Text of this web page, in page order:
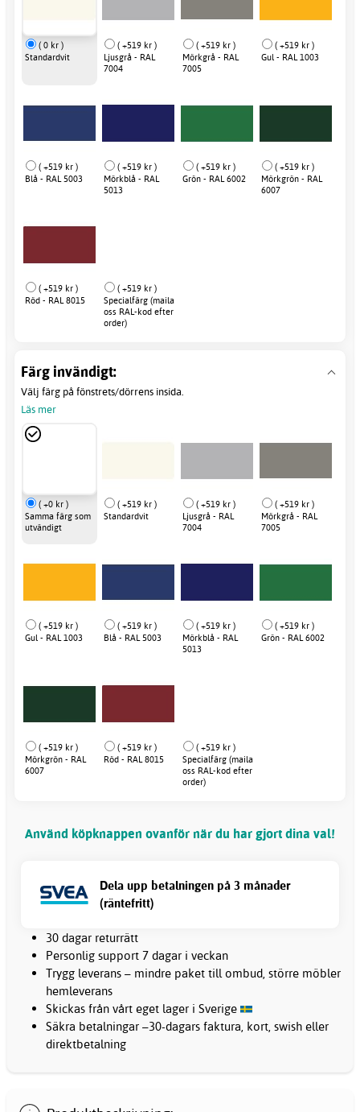
( 0 kr )
Standardvit
( +519 kr )
Ljusgrå - RAL
7004
( +519 kr )
Mörkgrå - RAL
7005
( +519 kr )
Gul - RAL 1003
( +519 kr )
Blå - RAL 5003
( +519 kr )
Mörkblå - RAL
5013
( +519 kr )
Grön - RAL 6002
( +519 kr )
Mörkgrön - RAL
6007
( +519 kr )
Röd - RAL 8015
( +519 kr )
Specialfärg (maila
oss RAL-kod efter
order)
Färg invändigt:
Välj färg på fönstrets/dörrens insida.
Läs mer
( +0 kr )
Samma färg som
utvändigt
( +519 kr )
Standardvit
( +519 kr )
Ljusgrå - RAL
7004
( +519 kr )
Mörkgrå - RAL
7005
( +519 kr )
Gul - RAL 1003
( +519 kr )
Blå - RAL 5003
( +519 kr )
Mörkblå - RAL
5013
( +519 kr )
Grön - RAL 6002
( +519 kr )
Mörkgrön - RAL
6007
( +519 kr )
Röd - RAL 8015
( +519 kr )
Specialfärg (maila
oss RAL-kod efter
order)
Använd köpknappen ovanför när du har gjort dina val!
Dela upp betalningen på 3 månader
(räntefritt)
30 dagar returrätt
Personlig support 7 dagar i veckan
Trygg leverans – mindre paket till ombud, större möbler
hemleverans
Skickas från vårt eget lager i Sverige
Säkra betalningar –30-dagars faktura, kort, swish eller
direktbetalning